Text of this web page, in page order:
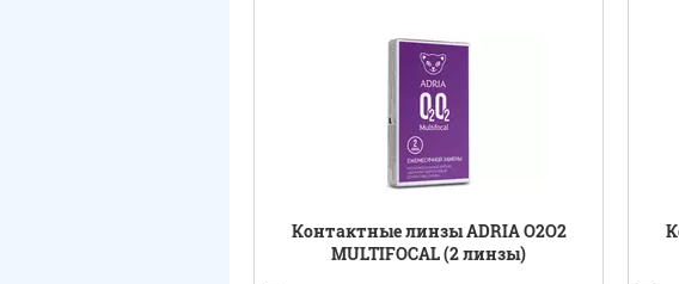
Контактные линзы ADRIA O2O2
MULTIFOCAL (2 линзы)